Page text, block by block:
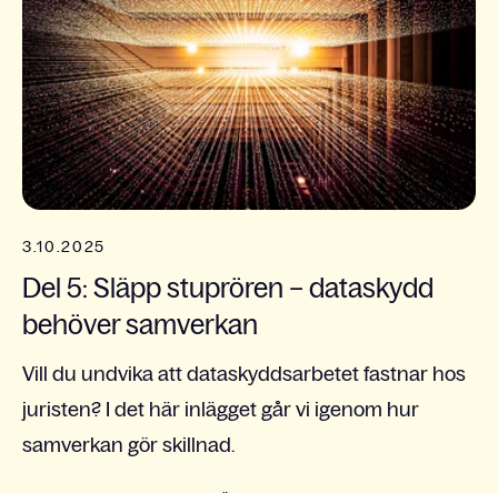
3.10.2025
Del 5: Släpp stuprören – dataskydd
behöver samverkan
Vill du undvika att dataskyddsarbetet fastnar hos
juristen? I det här inlägget går vi igenom hur
samverkan gör skillnad.